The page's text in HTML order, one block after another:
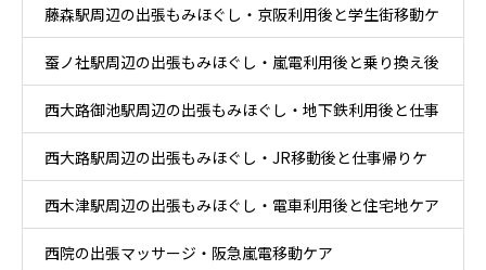
藤森駅周辺の出張もみほぐし・京阪利用後と学生街移動ケ
ア
蚕ノ社駅周辺の出張もみほぐし・嵐電利用後と乗り換え後
ケア
西大路御池駅周辺の出張もみほぐし・地下鉄利用後と仕事
帰りケア
西大路駅周辺の出張もみほぐし・JR移動後と仕事帰りケ
ア
西木津駅周辺の出張もみほぐし・電車利用後と住宅地ケア
西院の出張マッサージ・阪急嵐電移動ケア